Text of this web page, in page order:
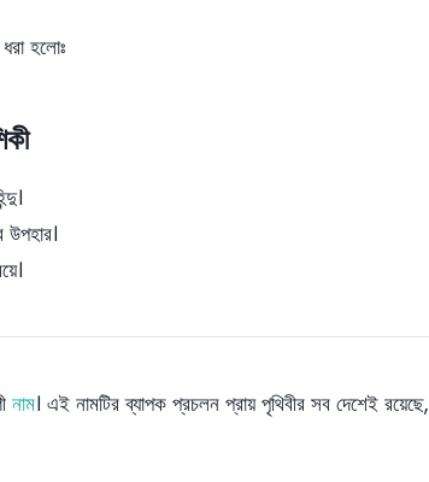
হলোঃ
নাম। এই নামটির ব্যাপক প্রচলন প্রায় পৃথিবীর সব দেশেই রয়েছে,